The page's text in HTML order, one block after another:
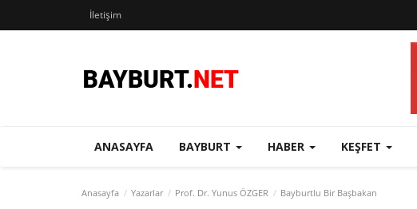
İletişim
ANASAYFA BAYBURT HABER KEŞFET
Anasayfa Yazarlar Prof. Dr. Yunus ÖZGER Bayburtlu Bir Başbakan